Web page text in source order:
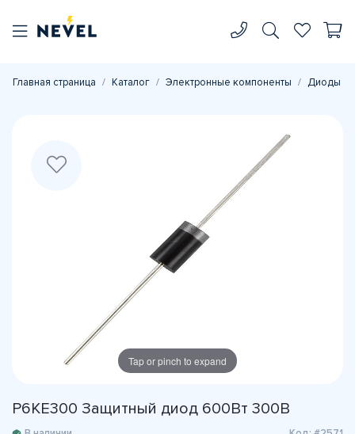
Главная страница Каталог Электронные компоненты Диоды
Tap or pinch to expand
P6KE300 Защитный диод 600Вт 300В